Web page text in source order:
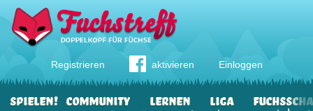
Registrieren aktivieren Einloggen
Community Lernen Liga
Spielen!